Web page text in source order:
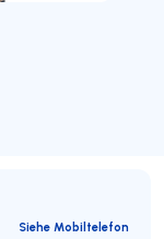
Siehe Mobiltelefon